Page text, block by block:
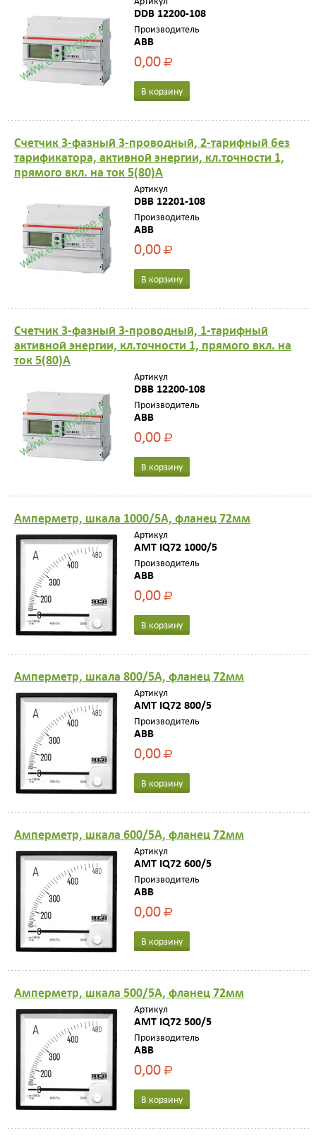
DDB 12200-108
Производитель
ABB
0,00Р
В корзину
Счетчик 3-фазный 3-проводный, 2-тарифный без
тарификатора, активной энергии, кл.точности 1,
прямого вкл. на ток 5(80)А
Артикул
DBB 12201-108
Производитель
ABB
0,00Р
В корзину
Счетчик 3-фазный 3-проводный, 1-тарифный
активной энергии, кл.точности 1, прямого вкл. на
ток 5(80)А
Артикул
DBB 12200-108
Производитель
ABB
0,00Р
В корзину
Амперметр, шкала 1000/5A, фланец 72мм
Артикул
AMT IQ72 1000/5
Производитель
ABB
0,00Р
В корзину
Амперметр, шкала 800/5A, фланец 72мм
Артикул
AMT IQ72 800/5
Производитель
ABB
0,00Р
В корзину
Амперметр, шкала 600/5A, фланец 72мм
Артикул
AMT IQ72 600/5
Производитель
ABB
0,00Р
В корзину
Амперметр, шкала 500/5A, фланец 72мм
Артикул
AMT IQ72 500/5
Производитель
ABB
0,00Р
В корзину